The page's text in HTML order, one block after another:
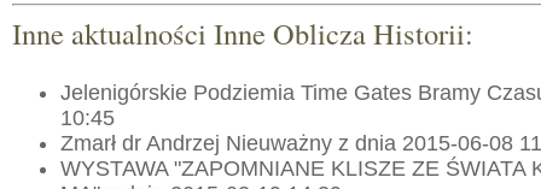
Inne aktualności Inne Oblicza Historii:
Jelenigórskie Podziemia Time Gates Bramy
10:45
Zmarł dr Andrzej Nieuważny z dnia 2015-06-08
WYSTAWA "ZAPOMNIANE KLISZE ZE ŚWIATA